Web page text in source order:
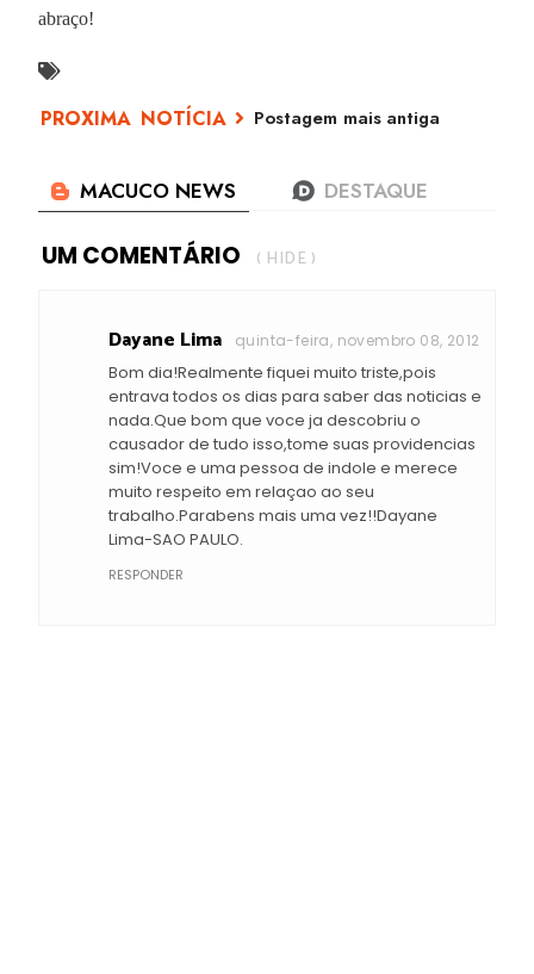
abraço!
Postagem mais antiga
UM COMENTÁRIO ( HIDE )
Dayane Lima quinta-feira, novembro 08, 2012
Bom dia!Realmente fiquei muito triste,pois
entrava todos os dias para saber das noticias e
nada.Que bom que voce ja descobriu o
causador de tudo isso,tome suas providencias
sim!Voce e uma pessoa de indole e merece
muito respeito em relaçao ao seu
trabalho.Parabens mais uma vez!!Dayane
Lima-SAO PAULO.
RESPONDER